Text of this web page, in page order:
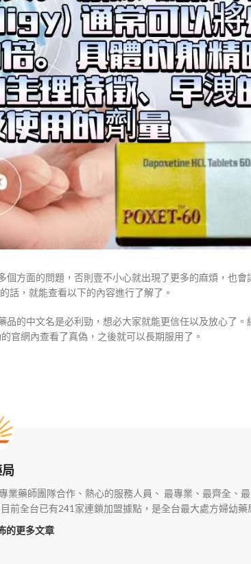
方面的問題，否則壹不小心就出現了更多的麻煩，也會
話，就能查看以下的內容進行了解了。
的中文名是必利勁，想必大家就能更信任以及放心了。
官網內查看了真偽，之後就可以長期服用了。
藥師團隊合作、熱心的服務人員、 最專業、最齊全、
前全台已有241家連鎖加盟據點，是全台最大處方婦幼藥
的更多文章